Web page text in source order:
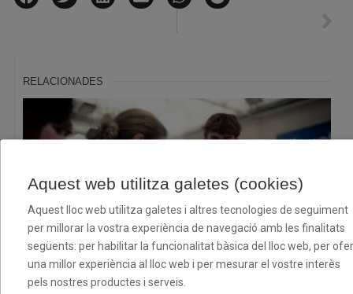
RELACIONADES
El XII Torneig Cloenda consolida la seva aposta pel
bàsquet base amb dos caps de setmana plens d’esport i
Aquest web utilitza galetes (cookies)
Aquest lloc web utilitza galetes i altres tecnologies de seguiment
per millorar la vostra experiència de navegació amb les finalitats
següents: per habilitar la funcionalitat bàsica del lloc web, per
una millor experiència al lloc web i per mesurar el vostre interès
pels nostres productes i serveis.